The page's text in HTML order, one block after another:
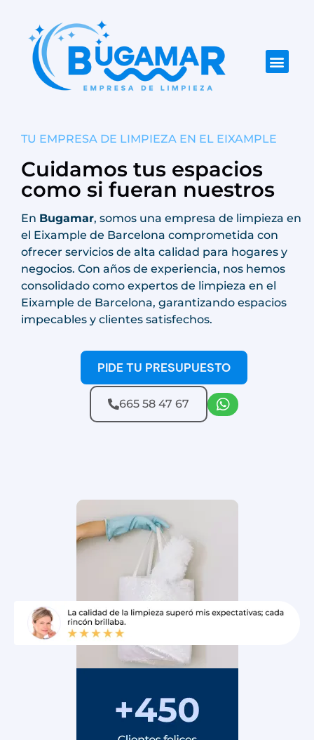
TU EMPRESA DE LIMPIEZA EN EL EIXAMPLE
Cuidamos tus espacios
como si fueran nuestros
En Bugamar, somos una empresa de limpieza en
el Eixample de Barcelona comprometida con
ofrecer servicios de alta calidad para hogares y
negocios. Con años de experiencia, nos hemos
consolidado como expertos de limpieza en el
Eixample de Barcelona, garantizando espacios
impecables y clientes satisfechos.
PIDE TU PRESUPUESTO
665 58 47 67